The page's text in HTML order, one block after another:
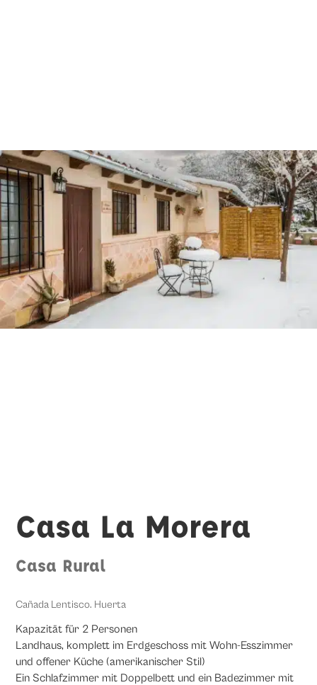
Casa La Morera
Casa Rural
Cañada Lentisco. Huerta
Kapazität für 2 Personen
Landhaus, komplett im Erdgeschoss mit Wohn-Esszimmer
und offener Küche (amerikanischer Stil)
Ein Schlafzimmer mit Doppelbett und ein Badezimmer mit